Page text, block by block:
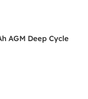
AGM Deep Cycle